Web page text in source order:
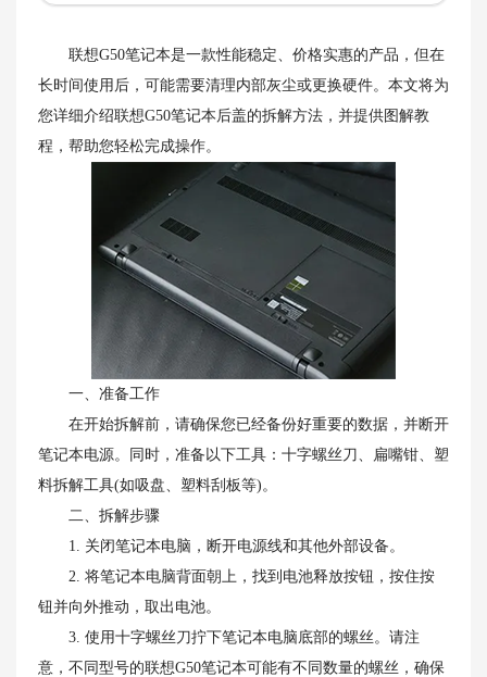
联想G50笔记本是一款性能稳定、价格实惠的产品，但在
长时间使用后，可能需要清理内部灰尘或更换硬件。本文将为
您详细介绍联想G50笔记本后盖的拆解方法，并提供图解教
程，帮助您轻松完成操作。
一、准备工作
在开始拆解前，请确保您已经备份好重要的数据，并断开
笔记本电源。同时，准备以下工具：十字螺丝刀、扁嘴钳、塑
料拆解工具(如吸盘、塑料刮板等)。
二、拆解步骤
1. 关闭笔记本电脑，断开电源线和其他外部设备。
2. 将笔记本电脑背面朝上，找到电池释放按钮，按住按
钮并向外推动，取出电池。
3. 使用十字螺丝刀拧下笔记本电脑底部的螺丝。请注
意，不同型号的联想G50笔记本可能有不同数量的螺丝，确保